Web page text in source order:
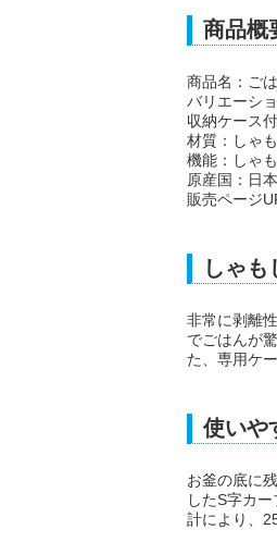
商品概
商品名：ご
バリエーシ
収納ケース
材質：しゃ
機能：しゃ
原産国：日本
販売ページ
しゃ
非常に剥離
でごはんが
た、専用ケ
使いや
お釜の底に
したS字カ
計により、